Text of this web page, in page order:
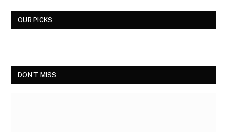
OUR PICKS
DON'T MISS